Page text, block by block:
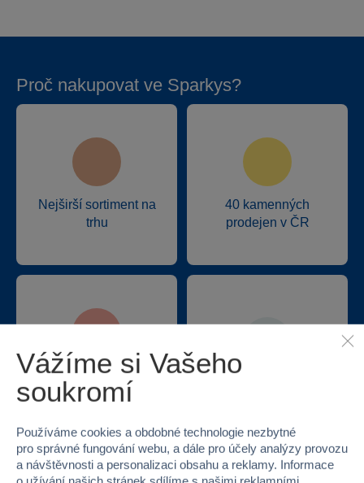
Proč nakupovat ve Sparkys?
Nejširší sortiment na
trhu
40 kamenných
prodejen v ČR
Doprava zdarma při
odběru na prodejnách
Vážíme si Vašeho
soukromí
Používáme cookies a obdobné technologie nezbytné
pro správné fungování webu, a dále pro účely analýzy provozu
a návštěvnosti a personalizaci obsahu a reklamy. Informace